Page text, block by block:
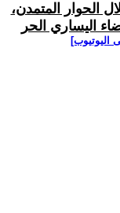
الحوار المتمدن،
اليساري الحر
اليوتيوب]